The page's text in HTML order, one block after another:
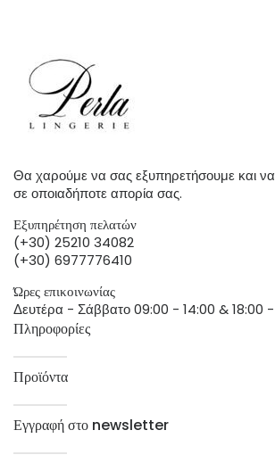
Θα χαρούμε να σας εξυπηρετήσουμε και
σε οποιαδήποτε απορία σας.
Εξυπηρέτηση πελατών
(+30) 25210 34082
(+30) 6977776410
Ώρες επικοινωνίας
Δευτέρα - Σάββατο 09:00 - 14:00 & 18:00 -
Πληροφορίες
Προϊόντα
Εγγραφή στο newsletter